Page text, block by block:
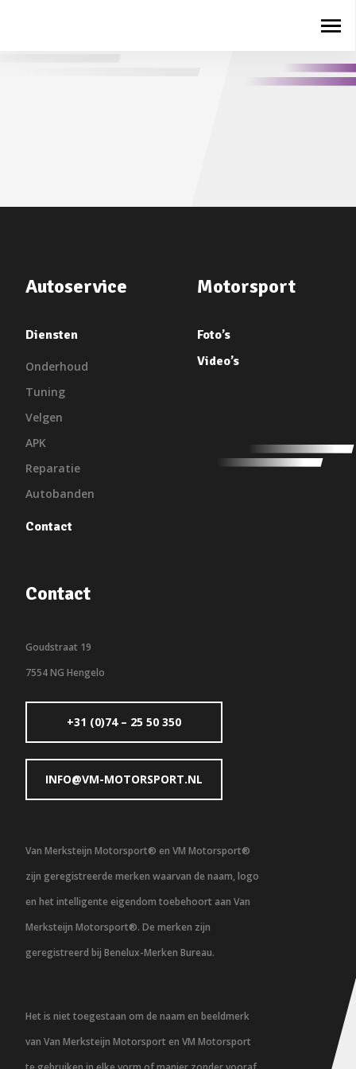
Autoservice
Diensten
Onderhoud
Tuning
Velgen
APK
Reparatie
Autobanden
Contact
Motorsport
Foto’s
Video’s
Contact
Goudstraat 19
7554 NG Hengelo
+31 (0)74 – 25 50 350
INFO@VM-MOTORSPORT.NL
Van Merksteijn Motorsport® en VM Motorsport®
zijn geregistreerde merken waarvan de naam, logo
en het intelligente eigendom toebehoort aan Van
Merksteijn Motorsport®. De merken zijn
geregistreerd bij Benelux-Merken Bureau.
Het is niet toegestaan om de naam en beeldmerk
van Van Merksteijn Motorsport en VM Motorsport